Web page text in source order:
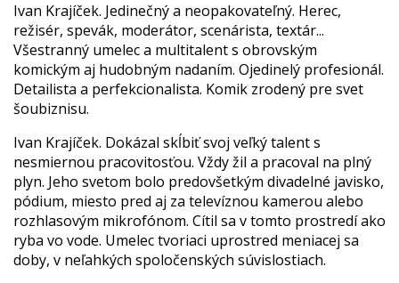
Ivan Krajíček. Jedinečný a neopakovateľný. Herec,
režisér, spevák, moderátor, scenárista, textár...
Všestranný umelec a multitalent s obrovským
komickým aj hudobným nadaním. Ojedinelý profesionál.
Detailista a perfekcionalista. Komik zrodený pre svet
šoubiznisu.
Ivan Krajíček. Dokázal skĺbiť svoj veľký talent s
nesmiernou pracovitosťou. Vždy žil a pracoval na plný
plyn. Jeho svetom bolo predovšetkým divadelné javisko,
pódium, miesto pred aj za televíznou kamerou alebo
rozhlasovým mikrofónom. Cítil sa v tomto prostredí ako
ryba vo vode. Umelec tvoriaci uprostred meniacej sa
doby, v neľahkých spoločenských súvislostiach.